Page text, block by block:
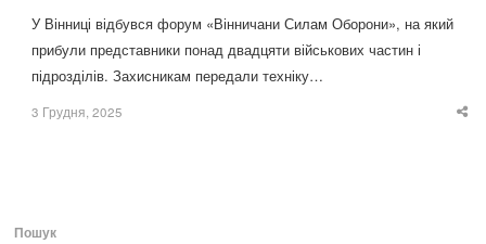
У Вінниці відбувся форум «Вінничани Силам Оборони», на який
прибули представники понад двадцяти військових частин і
підрозділів. Захисникам передали техніку…
3 Грудня, 2025
Пошук